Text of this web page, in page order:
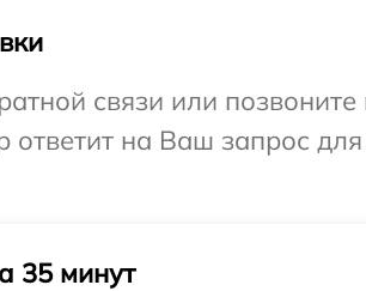
связи или
на Ваш запрос
35 минут